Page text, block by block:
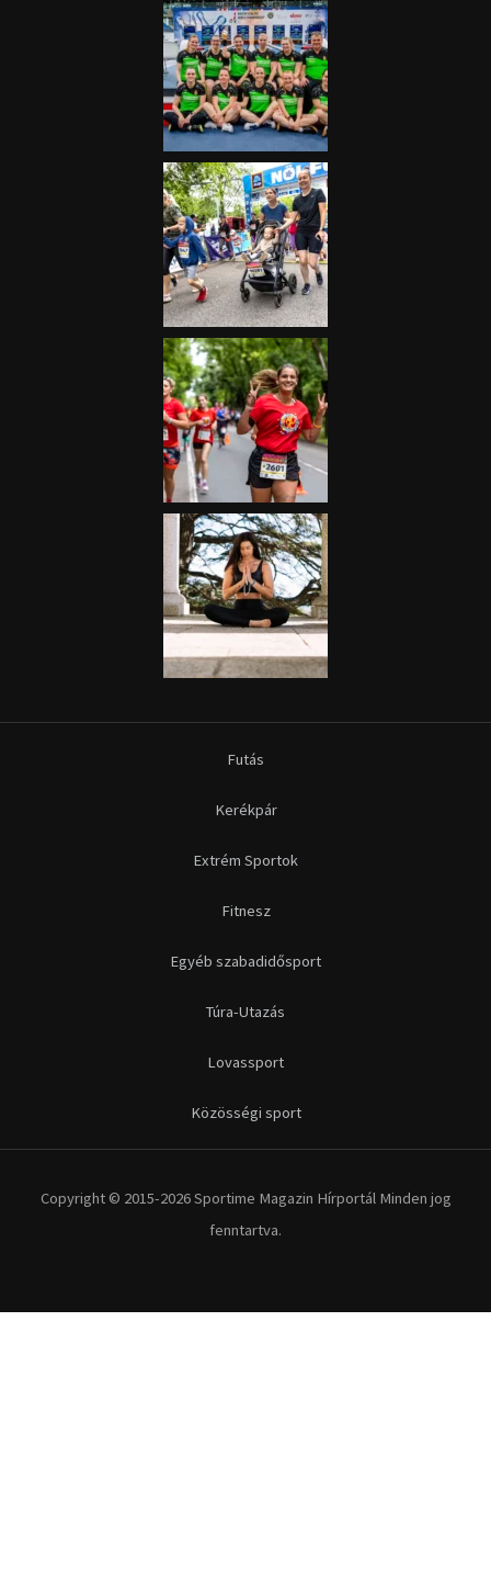
Futás
Kerékpár
Extrém Sportok
Fitnesz
Egyéb szabadidősport
Túra-Utazás
Lovassport
Közösségi sport
Copyright © 2015-2026 Sportime Magazin Hírportál Minden jog
fenntartva.